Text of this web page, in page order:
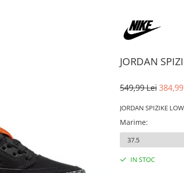
JORDAN
549,99 Lei
JORDAN SPIZIKE
Marime:
IN STOC